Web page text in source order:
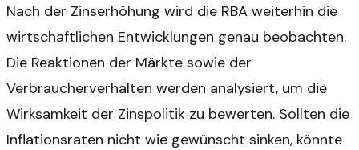
Nach der Zinserhöhung wird die RBA weiterhin die
wirtschaftlichen Entwicklungen genau beobachten.
Die Reaktionen der Märkte sowie der
Verbraucherverhalten werden analysiert, um die
Wirksamkeit der Zinspolitik zu bewerten. Sollten die
Inflationsraten nicht wie gewünscht sinken, könnte